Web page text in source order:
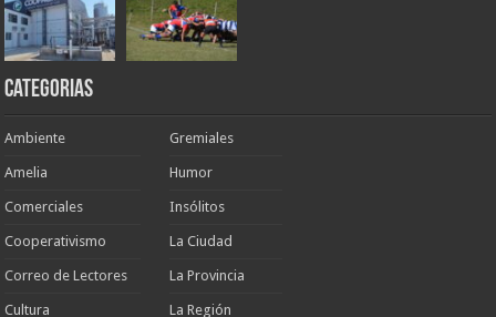
Categorias
Ambiente
Amelia
Comerciales
Cooperativismo
Correo de Lectores
Cultura
Gremiales
Humor
Insólitos
La Ciudad
La Provincia
La Región